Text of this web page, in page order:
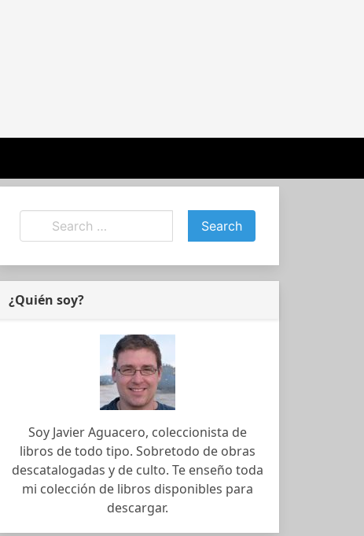
¿Quién soy?
Soy Javier Aguacero, coleccionista de
libros de todo tipo. Sobretodo de obras
descatalogadas y de culto. Te enseño toda
mi colección de libros disponibles para
descargar.